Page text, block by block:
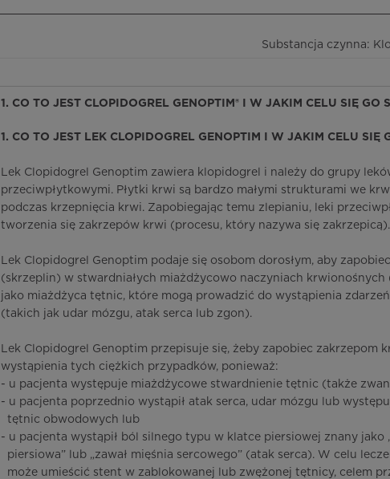
Substancja czynna:
1. CO TO JEST CLOPIDOGREL GENOPTIM® I W JAKIM CELU SIĘ GO
1. CO TO JEST LEK CLOPIDOGREL GENOPTIM I W JAKIM CELU SIĘ
Lek Clopidogrel Genoptim zawiera klopidogrel i należy do grupy
przeciwpłytkowymi. Płytki krwi są bardzo małymi strukturami we
podczas krzepnięcia krwi. Zapobiegając temu zlepianiu, leki
tworzenia się zakrzepów krwi (procesu, który nazywa się zakrzepicą).
Lek Clopidogrel Genoptim podaje się osobom dorosłym, aby
(skrzeplin) w stwardniałych miażdżycowo naczyniach
jako miażdżyca tętnic, które mogą prowadzić do wystąpienia
(takich jak udar mózgu, atak serca lub zgon).
Lek Clopidogrel Genoptim przepisuje się, żeby zapobiec zakrzepom
wystąpienia tych ciężkich przypadków, ponieważ:
- u pacjenta występuje miażdżycowe stwardnienie tętnic (także
- u pacjenta poprzednio wystąpił atak serca, udar mózgu lub
tętnic obwodowych lub
- u pacjenta wystąpił ból silnego typu w klatce piersiowej znany jako
piersiowa” lub „zawał mięśnia sercowego” (atak serca). W celu
może umieścić stent w zablokowanej lub zwężonej tętnicy, celem